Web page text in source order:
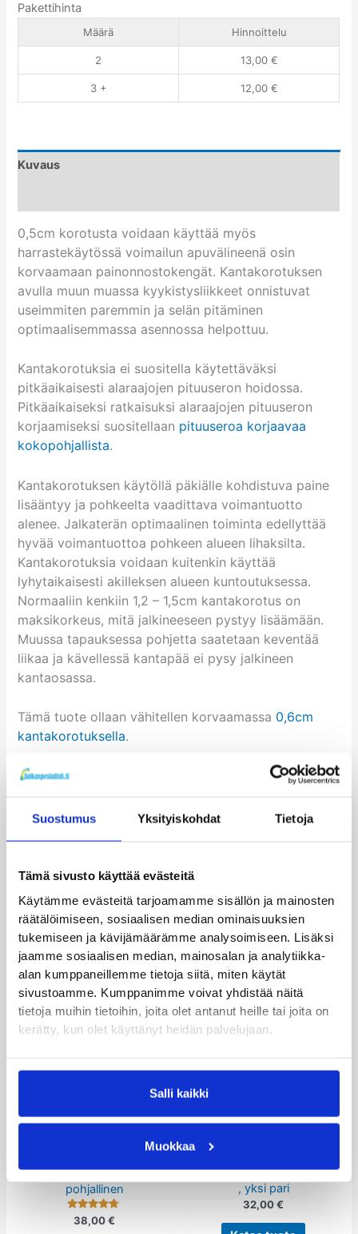
Suostumus Yksityiskohdat Tietoja
Tämä sivusto käyttää evästeitä
Käytämme evästeitä tarjoamamme sisällön ja mainosten
räätälöimiseen, sosiaalisen median ominaisuuksien
tukemiseen ja kävijämäärämme analysoimiseen. Lisäksi
jaamme sosiaalisen median, mainosalan ja analytiikka-
alan kumppaneillemme tietoja siitä, miten käytät
sivustoamme. Kumppanimme voivat yhdistää näitä
tietoja muihin tietoihin, joita olet antanut heille tai joita on
kerätty, kun olet käyttänyt heidän palvelujaan.
Salli kaikki
Muokkaa
Pakettihinta
Määrä Hinnoittelu
2 13,00 €
3 + 12,00 €
Kuvaus
0,5cm korotusta voidaan käyttää myös
harrastekäytössä voimailun apuvälineenä osin
korvaamaan painonnostokengät. Kantakorotuksen
avulla muun muassa kyykistysliikkeet onnistuvat
useimmiten paremmin ja selän pitäminen
optimaalisemmassa asennossa helpottuu.
Kantakorotuksia ei suositella käytettäväksi
pitkäaikaisesti alaraajojen pituuseron hoidossa.
Pitkäaikaiseksi ratkaisuksi alaraajojen pituuseron
korjaamiseksi suositellaan pituuseroa korjaavaa
kokopohjallista.
Kantakorotuksen käytöllä päkiälle kohdistuva paine
lisääntyy ja pohkeelta vaadittava voimantuotto
alenee. Jalkaterän optimaalinen toiminta edellyttää
hyvää voimantuottoa pohkeen alueen lihaksilta.
Kantakorotuksia voidaan kuitenkin käyttää
lyhytaikaisesti akilleksen alueen kuntoutuksessa.
Normaaliin kenkiin 1,2 – 1,5cm kantakorotus on
maksikorkeus, mitä jalkineeseen pystyy lisäämään.
Muussa tapauksessa pohjetta saatetaan keventää
liikaa ja kävellessä kantapää ei pysy jalkineen
kantaosassa.
Tämä tuote ollaan vähitellen korvaamassa 0,6cm
kantakorotuksella.
Kantakorotuksissa käytetään EVA-materiaalia, jota
käytetään yleisesti muussakin pohjallisten
valmistamisessa. Kantakorotuksessa olevan
valmistettu Suomessa. Pakkaus sisältää yhden
Tutustu myös
pohjallinen
Arvostelu
tuotteesta:
38,00€
Tällä
on
useampi
Voit
tehdä
tuotteen
Kantapehmike
, yksi pari
32,00€
on
Voit
tuotteen